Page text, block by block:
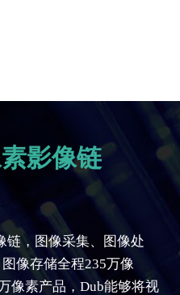
影像链
链，图像采集、图像处
像存储全程235万像
像素产品，Dub能够将视